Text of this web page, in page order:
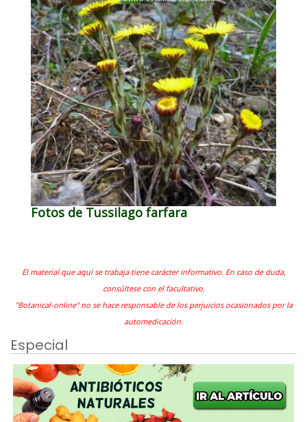
Fotos de Tussilago farfara
El material que aquí se trabaja tiene carácter informativo. En caso de duda,
consúltese con el facultativo.
"Botanical-online" no se hace responsable de los perjuicios ocasionados por la
automedicación.
Especial